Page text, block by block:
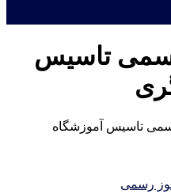
تاسیس
تاسیس آموزشگاه